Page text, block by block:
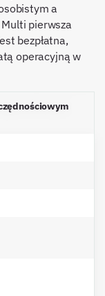
a
pierwsza
bezpłatna,
operacyjną w